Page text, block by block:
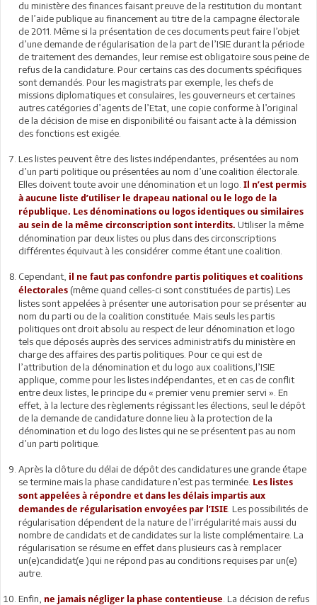
du ministère des finances faisant preuve de la restitution du montant
de l’aide publique au financement au titre de la campagne électorale
de 2011. Même si la présentation de ces documents peut faire l’objet
d’une demande de régularisation de la part de l’ISIE durant la période
de traitement des demandes, leur remise est obligatoire sous peine de
refus de la candidature. Pour certains cas des documents spécifiques
sont demandés. Pour les magistrats par exemple, les chefs de
missions diplomatiques et consulaires, les gouverneurs et certaines
autres catégories d’agents de l’Etat, une copie conforme à l’original
de la décision de mise en disponibilité ou faisant acte à la démission
des fonctions est exigée.
Les listes peuvent être des listes indépendantes, présentées au nom
d’un parti politique ou présentées au nom d’une coalition électorale.
Elles doivent toute avoir une dénomination et un logo. Il n’est permis
à aucune liste d’utiliser le drapeau national ou le logo de la
république. Les dénominations ou logos identiques ou similaires
au sein de la même circonscription sont interdits. Utiliser la même
dénomination par deux listes ou plus dans des circonscriptions
différentes équivaut à les considérer comme étant une coalition.
Cependant, il ne faut pas confondre partis politiques et coalitions
électorales (même quand celles-ci sont constituées de partis).Les
listes sont appelées à présenter une autorisation pour se présenter au
nom du parti ou de la coalition constituée. Mais seuls les partis
politiques ont droit absolu au respect de leur dénomination et logo
tels que déposés auprès des services administratifs du ministère en
charge des affaires des partis politiques. Pour ce qui est de
l’attribution de la dénomination et du logo aux coalitions,l’ISIE
applique, comme pour les listes indépendantes, et en cas de conflit
entre deux listes, le principe du « premier venu premier servi ». En
effet, à la lecture des règlements régissant les élections, seul le dépôt
de la demande de candidature donne lieu à la protection de la
dénomination et du logo des listes qui ne se présentent pas au nom
d’un parti politique.
Après la clôture du délai de dépôt des candidatures une grande étape
se termine mais la phase candidature n’est pas terminée. Les listes
sont appelées à répondre et dans les délais impartis aux
demandes de régularisation envoyées par l’ISIE . Les possibilités de
régularisation dépendent de la nature de l’irrégularité mais aussi du
nombre de candidats et de candidates sur la liste complémentaire. La
régularisation se résume en effet dans plusieurs cas à remplacer
un(e)candidat(e )qui ne répond pas au conditions requises par un(e)
autre.
Enfin, ne jamais négliger la phase contentieuse . La décision de refus